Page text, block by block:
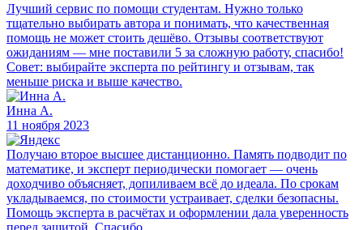
Лучший сервис по помощи студентам. Нужно только
тщательно выбирать автора и понимать, что качественная
помощь не может стоить дешёво. Отзывы соответствуют
ожиданиям — мне поставили 5 за сложную работу, спасибо!
Совет: выбирайте эксперта по рейтингу и отзывам, так
меньше риска и выше качество.
Инна А.
11 ноября 2023
Получаю второе высшее дистанционно. Память подводит по
математике, и эксперт периодически помогает — очень
доходчиво объясняет, допиливаем всё до идеала. По срокам
укладываемся, по стоимости устраивает, сделки безопасны.
Помощь эксперта в расчётах и оформлении дала уверенность
перед защитой. Спасибо